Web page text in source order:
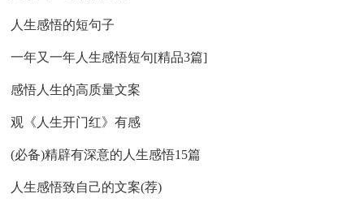
人生感悟的短句子
一年又一年人生感悟短句[精品3篇]
感悟人生的高质量文案
观《人生开门红》有感
(必备)精辟有深意的人生感悟15篇
人生感悟致自己的文案(荐)